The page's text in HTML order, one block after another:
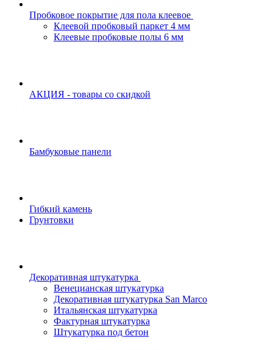
Пробковое покрытие для пола клеевое
Клеевой пробковый паркет 4 мм
Клеевые пробковые полы 6 мм
АКЦИЯ - товары со скидкой
Бамбуковые панели
Гибкий камень
Грунтовки
Декоративная штукатурка
Венецианская штукатурка
Декоративная штукатурка San Marco
Итальянская штукатурка
Фактурная штукатурка
Штукатурка под бетон